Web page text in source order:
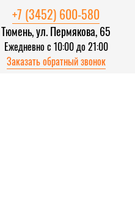
+7 (3452) 600-580
Тюмень, ул. Пермякова, 65
Ежедневно с 10:00 до 21:00
Заказать обратный звонок